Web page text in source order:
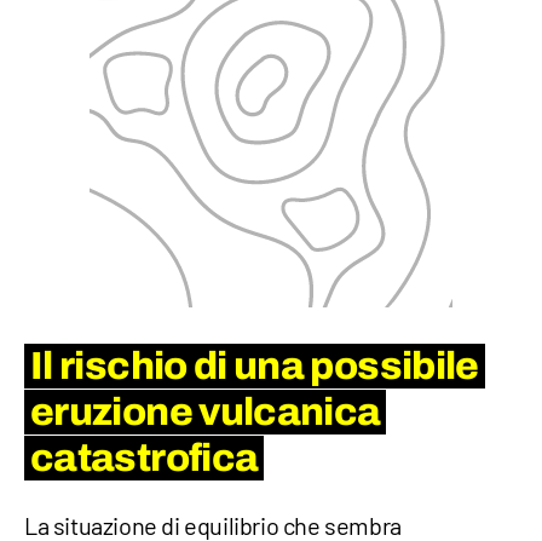
Il rischio di una possibile
eruzione vulcanica
catastrofica
La situazione di equilibrio che sembra